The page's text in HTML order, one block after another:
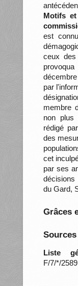
Motifs
est
ceux
par
membre
non plus
rédigé
des
cet
par ses
du Gard,
Grâces
Sources
Liste
F/7/*/2589